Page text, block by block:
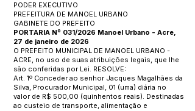
PODER EXECUTIVO
PREFEITURA DE MANOEL URBANO
GABINETE DO PREFEITO
PORTARIA Nº 031/2026 Manoel Urbano - Acre,
27 de janeiro de 2026
O PREFEITO MUNICIPAL DE MANOEL URBANO -
ACRE, no uso de suas atribuições legais, que lhe
são conferidas por Lei. RESOLVE:
Art. 1º Conceder ao senhor Jacques Magalhães da
Silva, Procurador Municipal, 01 (uma) diária no
valor de R$ 500,00 (quinhentos reais). Destinadas
ao custeio de transporte, alimentação e